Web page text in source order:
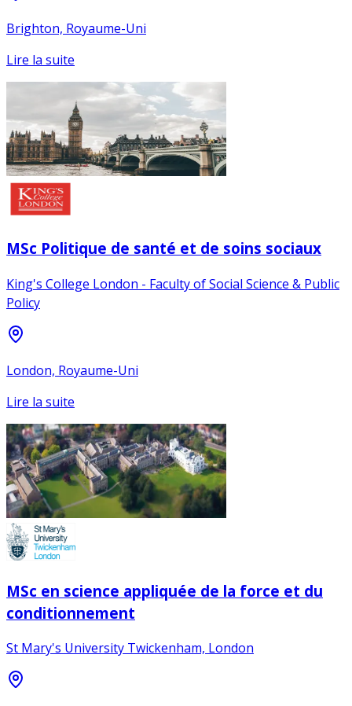
Brighton, Royaume-Uni
Lire la suite
MSc Politique de santé et de soins sociaux
King's College London - Faculty of Social Science & Public
Policy
London, Royaume-Uni
Lire la suite
MSc en science appliquée de la force et du
conditionnement
St Mary's University Twickenham, London